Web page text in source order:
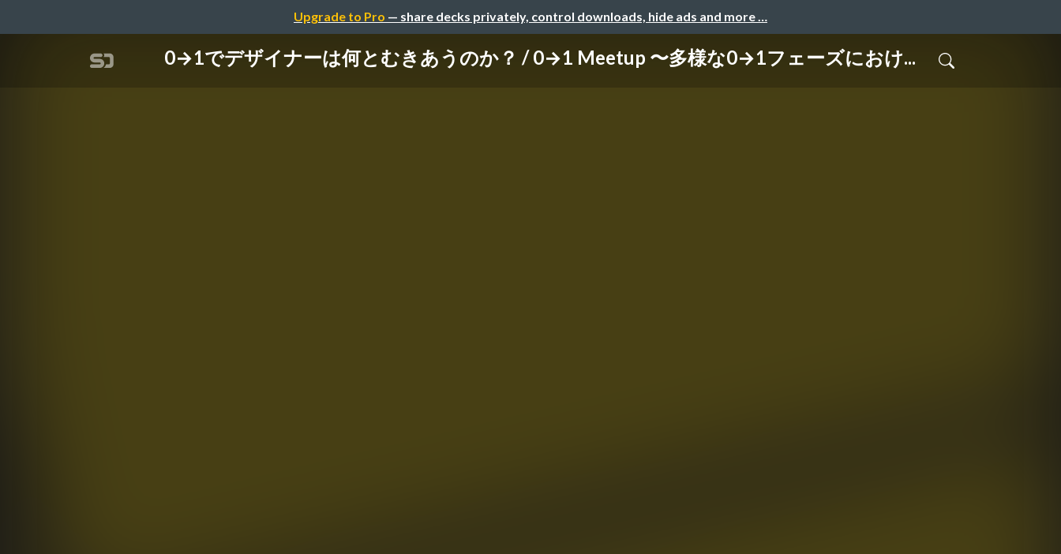
Upgrade to Pro — share decks privately, control downloads, hide ads and more …
0→1でデザイナーは何とむきあうのか？ / 0→1 Meetup 〜多様な0→1フェーズにおけ...